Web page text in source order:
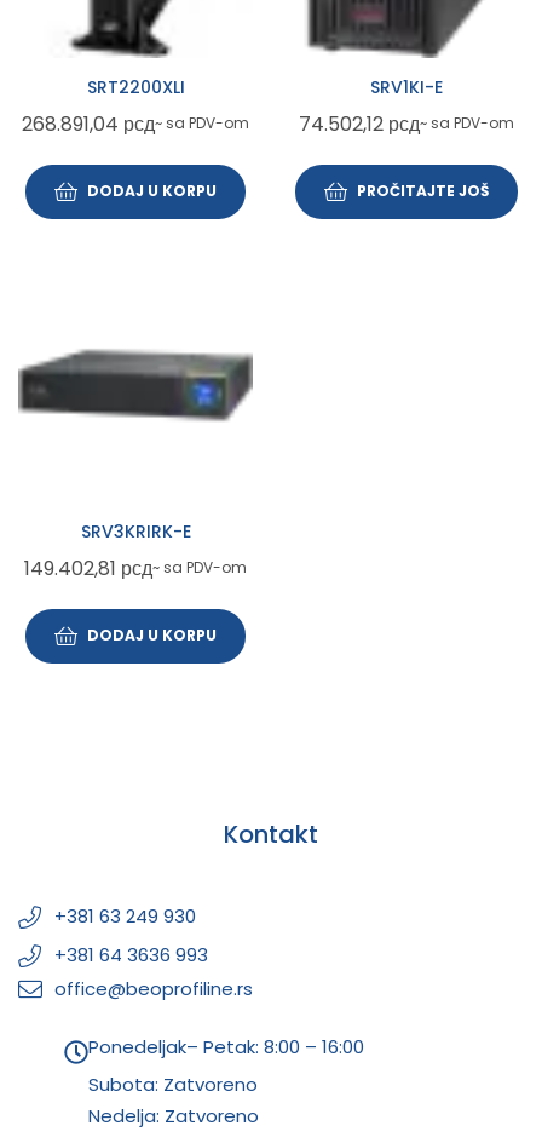
SRT2200XLI
268.891,04 рсд~ sa PDV-om
DODAJ U KORPU
SRV1KI-E
74.502,12 рсд~ sa PDV-om
PROČITAJTE JOŠ
SRV3KRIRK-E
149.402,81 рсд~ sa PDV-om
DODAJ U KORPU
Kontakt
+381 63 249 930
+381 64 3636 993
office@beoprofiline.rs
Ponedeljak– Petak: 8:00 – 16:00
Subota: Zatvoreno
Nedelja: Zatvoreno